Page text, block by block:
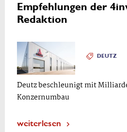
Empfehlungen der
Redaktion
DEUTZ
Deutz beschleunigt mit
Konzernumbau
weiterlesen